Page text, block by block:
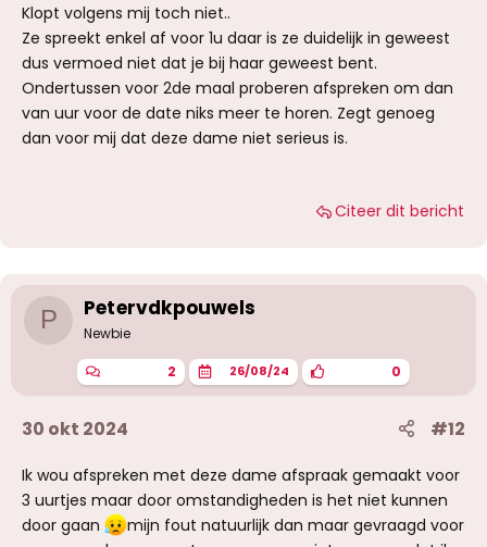
Klopt volgens mij toch niet..
Ze spreekt enkel af voor 1u daar is ze duidelijk in geweest
dus vermoed niet dat je bij haar geweest bent.
Ondertussen voor 2de maal proberen afspreken om dan
van uur voor de date niks meer te horen. Zegt genoeg
dan voor mij dat deze dame niet serieus is.
Citeer dit bericht
P Petervdkpouwels
Newbie
2 26/08/24 0
30 okt 2024 #12
Ik wou afspreken met deze dame afspraak gemaakt voor
3 uurtjes maar door omstandigheden is het niet kunnen
door gaan
mijn fout natuurlijk dan maar gevraagd voor